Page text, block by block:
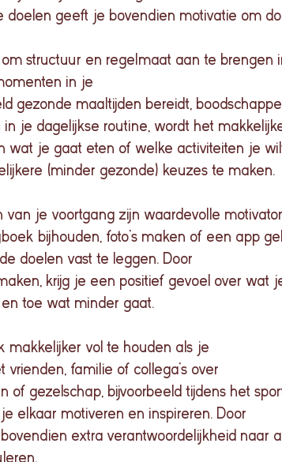
doelen geeft je bovendien motivatie om
structuur en regelmaat aan te brengen
in je
gezonde maaltijden bereidt,
je dagelijkse routine, wordt het
wat je gaat eten of welke activiteiten je
(minder gezonde) keuzes te maken.
je voortgang zijn waardevolle
bijhouden, foto’s maken of een app
doelen vast te leggen. Door
krijg je een positief gevoel over wat
toe wat minder gaat.
makkelijker vol te houden als je
familie of collega’s over
of gezelschap, bijvoorbeeld tijdens het
elkaar motiveren en inspireren. Door
extra verantwoordelijkheid naar